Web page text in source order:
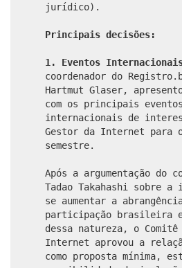
jurídico).
Principais decisões:
1. Eventos
coordenador do
Hartmut Glaser,
com os principais eventos
internacionais de
Gestor da Internet para
semestre.
Após a argumentação do
Tadao Takahashi sobre a
se aumentar a
participação brasileira
dessa natureza, o Comitê
Internet aprovou a
como proposta mínima,